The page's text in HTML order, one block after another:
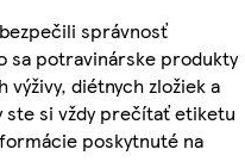
správnosť
sa potravinárske produkty
výživy, diétnych zložiek a
ste si vždy prečítať etiketu
poskytnuté na